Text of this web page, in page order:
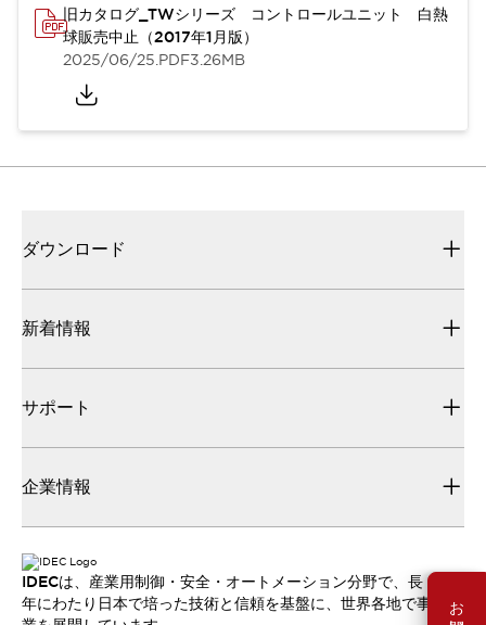
旧カタログ_TWシリーズ コントロールユニット 白熱
球販売中止（2017年1月版）
2025/06/25.PDF3.26MB
ダウンロード
新着情報
サポート
企業情報
IDECは、産業用制御・安全・オートメーション分野で、長
年にわたり日本で培った技術と信頼を基盤に、世界各地で事